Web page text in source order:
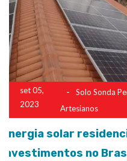
set 05,
2023
Solo Sonda
Artesianos
Energia solar
investimentos no